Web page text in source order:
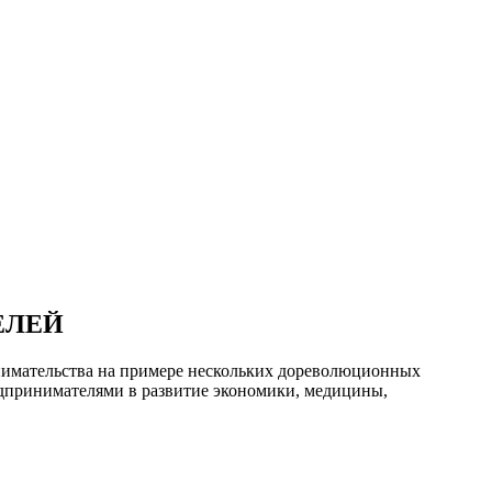
на примере нескольких дореволюционных
в развитие экономики, медицины,